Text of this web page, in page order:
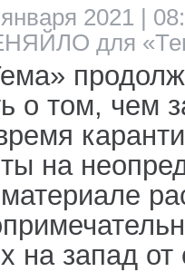
2021 |
для
о том, чем
на
на запад от